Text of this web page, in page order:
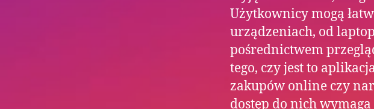
Użytkownicy mogą
urządzeniach, od
pośrednictwem
tego, czy jest to
zakupów online czy
dostęp do nich